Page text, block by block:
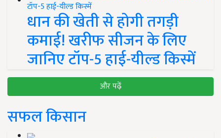
धान की खेती से होगी तगड़ी
कमाई! खरीफ सीजन के लिए
जानिए टॉप-5 हाई-यील्ड किस्में
और पढ़ें
सफल किसान